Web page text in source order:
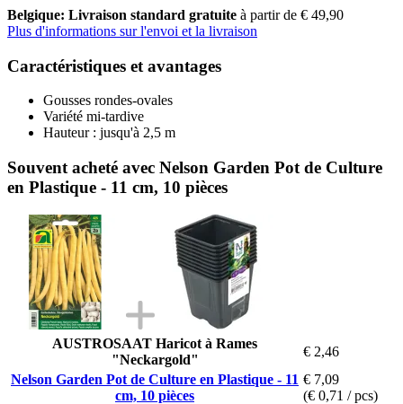
Belgique: Livraison standard gratuite à partir de € 49,90
Plus d'informations sur l'envoi et la livraison
Caractéristiques et avantages
Gousses rondes-ovales
Variété mi-tardive
Hauteur : jusqu'à 2,5 m
Souvent acheté avec Nelson Garden Pot de Culture
en Plastique - 11 cm, 10 pièces
AUSTROSAAT Haricot à Rames
"Neckargold"
€ 2,46
Nelson Garden Pot de Culture en Plastique - 11
cm, 10 pièces
€ 7,09
(€ 0,71 / pcs)